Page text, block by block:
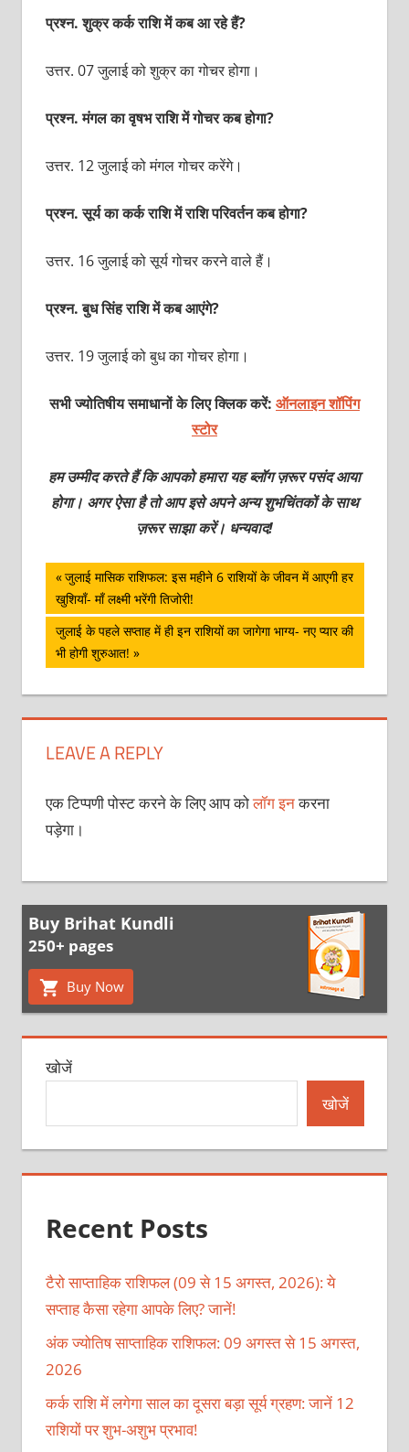
प्रश्‍न. शुक्र कर्क राशि में कब आ रहे हैं?
उत्तर. 07 जुलाई को शुक्र का गोचर होगा।
प्रश्‍न. मंगल का वृषभ राशि में गोचर कब होगा?
उत्तर. 12 जुलाई को मंगल गोचर करेंगे।
प्रश्‍न. सूर्य का कर्क राशि में राशि परिवर्तन कब होगा?
उत्तर. 16 जुलाई को सूर्य गोचर करने वाले हैं।
प्रश्‍न. बुध सिंह राशि में कब आएंगे?
उत्तर. 19 जुलाई को बुध का गोचर होगा।
सभी ज्योतिषीय समाधानों के लिए क्लिक करें: ऑनलाइन शॉपिंग
स्टोर
हम उम्मीद करते हैं कि आपको हमारा यह ब्लॉग ज़रूर पसंद आया
होगा। अगर ऐसा है तो आप इसे अपने अन्य शुभचिंतकों के साथ
ज़रूर साझा करें। धन्यवाद!
पोस्ट
नेविगेशन
Previous
Post:
जुलाई मासिक राशिफल: इस महीने 6 राशियों के जीवन में आएगी हर
खुशियाँ- माँ लक्ष्मी भरेंगी तिजोरी!
Next
Post:
जुलाई के पहले सप्ताह में ही इन राशियों का जागेगा भाग्य- नए प्यार की
भी होगी शुरुआत!
LEAVE A REPLY
एक टिप्पणी पोस्ट करने के लिए आप कोलॉग इनकरना
पड़ेगा।
Buy Brihat Kundli
250+ pages
Buy Now
खोजें
खोजें
Recent Posts
टैरो साप्ताहिक राशिफल (09 से 15 अगस्त, 2026): ये
सप्ताह कैसा रहेगा आपके लिए? जानें!
अंक ज्योतिष साप्ताहिक राशिफल: 09 अगस्त से 15 अगस्त,
2026
कर्क राशि में लगेगा साल का दूसरा बड़ा सूर्य ग्रहण: जानें 12
राशियों पर शुभ-अशुभ प्रभाव!